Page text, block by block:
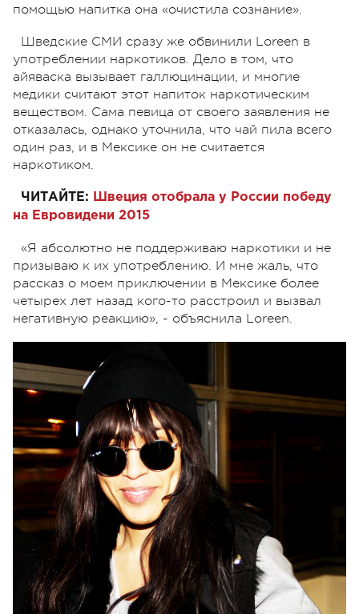
помощью напитка она «очистила сознание».
Шведские СМИ сразу же обвинили Loreen в
употреблении наркотиков. Дело в том, что
айяваска вызывает галлюцинации, и многие
медики считают этот напиток наркотическим
веществом. Сама певица от своего заявления не
отказалась, однако уточнила, что чай пила всего
один раз, и в Мексике он не считается
наркотиком.
ЧИТАЙТЕ: Швеция отобрала у России победу
на Евровидени 2015
«Я абсолютно не поддерживаю наркотики и не
призываю к их употреблению. И мне жаль, что
рассказ о моем приключении в Мексике более
четырех лет назад кого-то расстроил и вызвал
негативную реакцию», - объяснила Loreen.